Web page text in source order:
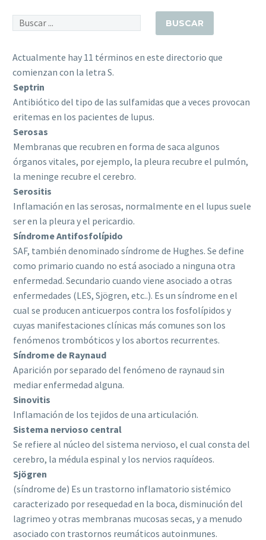
Actualmente hay 11 términos en este directorio que
comienzan con la letra S.
Septrin
Antibiótico del tipo de las sulfamidas que a veces provocan
eritemas en los pacientes de lupus.
Serosas
Membranas que recubren en forma de saca algunos
órganos vitales, por ejemplo, la pleura recubre el pulmón,
la meninge recubre el cerebro.
Serositis
Inflamación en las serosas, normalmente en el lupus suele
ser en la pleura y el pericardio.
Síndrome Antifosfolípido
SAF, también denominado síndrome de Hughes. Se define
como primario cuando no está asociado a ninguna otra
enfermedad. Secundario cuando viene asociado a otras
enfermedades (LES, Sjögren, etc..). Es un síndrome en el
cual se producen anticuerpos contra los fosfolípidos y
cuyas manifestaciones clínicas más comunes son los
fenómenos trombóticos y los abortos recurrentes.
Síndrome de Raynaud
Aparición por separado del fenómeno de raynaud sin
mediar enfermedad alguna.
Sinovitis
Inflamación de los tejidos de una articulación.
Sistema nervioso central
Se refiere al núcleo del sistema nervioso, el cual consta del
cerebro, la médula espinal y los nervios raquídeos.
Sjögren
(síndrome de) Es un trastorno inflamatorio sistémico
caracterizado por resequedad en la boca, disminución del
lagrimeo y otras membranas mucosas secas, y a menudo
asociado con trastornos reumáticos autoinmunes.